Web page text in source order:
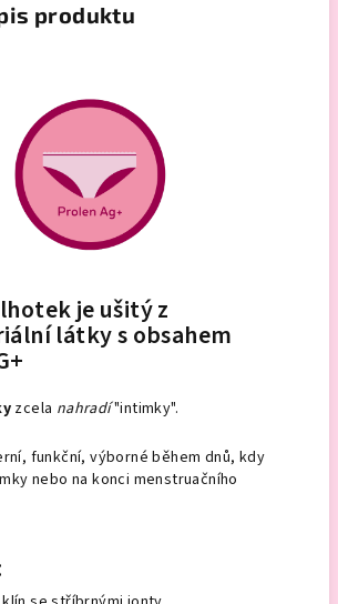
produktu
je ušitý z
látky s obsahem
zcela nahradí"intimky".
funkční, výborné během dnů, kdy
nebo na konci menstruačního